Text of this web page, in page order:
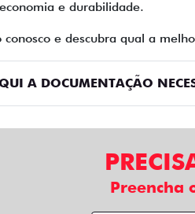
e durabilidade.
conosco e descubra qual a
A DOCUMENTAÇÃO
Preencha